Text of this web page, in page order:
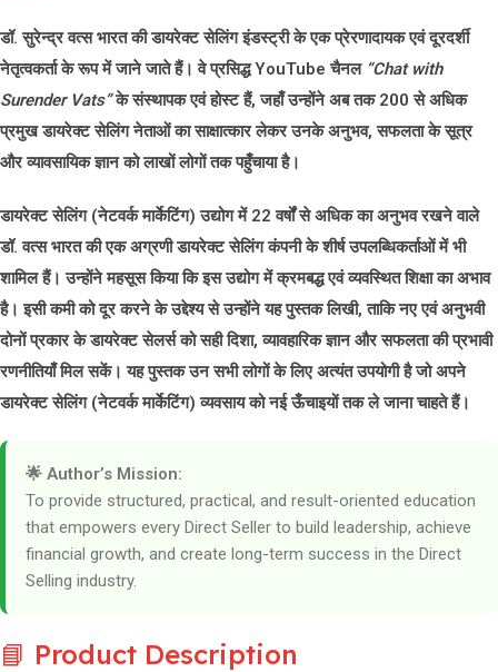
डॉ. सुरेन्द्र वत्स भारत की डायरेक्ट सेलिंग इंडस्ट्री के एक प्रेरणादायक एवं दूरदर्शी
नेतृत्वकर्ता के रूप में जाने जाते हैं। वे प्रसिद्ध YouTube चैनल “Chat with
Surender Vats”के संस्थापक एवं होस्ट हैं, जहाँ उन्होंने अब तक 200 से अधिक
प्रमुख डायरेक्ट सेलिंग नेताओंका साक्षात्कार लेकर उनके अनुभव, सफलता के सूत्र
और व्यावसायिक ज्ञान को लाखों लोगों तक पहुँचाया है।
डायरेक्ट सेलिंग (नेटवर्क मार्केटिंग) उद्योग में 22 वर्षोंसे अधिक का अनुभव रखने वाले
डॉ. वत्स भारत की एक अग्रणी डायरेक्ट सेलिंग कंपनी के शीर्ष उपलब्धिकर्ताओं में भी
शामिल हैं। उन्होंने महसूस किया कि इस उद्योग में क्रमबद्ध एवं व्यवस्थित शिक्षा का अभाव
है। इसी कमी को दूर करने के उद्देश्य से उन्होंने यह पुस्तक लिखी, ताकि नए एवं अनुभवी
दोनों प्रकार के डायरेक्ट सेलर्स को सही दिशा, व्यावहारिक ज्ञान और सफलता की प्रभावी
रणनीतियाँ मिल सकें। यह पुस्तक उन सभी लोगों के लिए अत्यंत उपयोगी है जो अपने
डायरेक्ट सेलिंग (नेटवर्क मार्केटिंग) व्यवसाय को नई ऊँचाइयों तक ले जाना चाहते हैं।
🌟 Author’s Mission:
To provide structured, practical, and result-oriented education
that empowers every Direct Seller to build leadership, achieve
financial growth, and create long-term success in the Direct
Selling industry.
📘 Product Description